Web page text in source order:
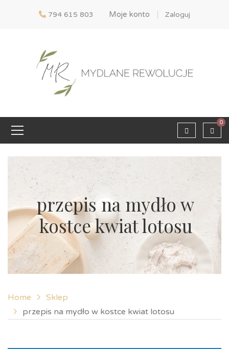
794 615 803 Moje konto Zaloguj
0
przepis na mydło w
kostce kwiat lotosu
Home
Sklep
przepis na mydło w kostce kwiat lotosu